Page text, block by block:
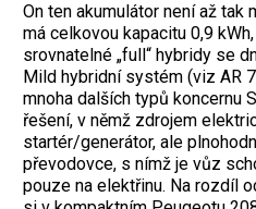
On ten akumulátor není až tak
má celkovou kapacitu 0,9
srovnatelné „full“ hybridy se
Mild hybridní systém (viz AR
mnoha dalších typů koncernu
řešení, v němž zdrojem
startér/generátor, ale
převodovce, s nímž je vůz
pouze na elektřinu. Na rozdíl